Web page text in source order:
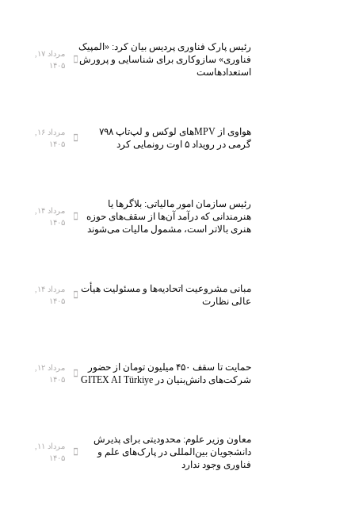
رئیس پارک فناوری پردیس بیان کرد: «المپیک
فناوری» سازوکاری برای شناسایی و پرورش
استعدادهاست
۱۴۰۵
هواوی از MPVهای لوکس و لپ‌تاپ ۷۹۸
گرمی در رویداد ۵ اوت رونمایی کرد
۱۴۰۵
رئیس سازمان امور مالیاتی: بلاگر‌ها یا
هنرمندانی که درآمد آن‌ها از سقف‌های حوزه
هنری بالاتر است، مشمول مالیات می‌شوند
۱۴۰۵
مبانی مشروعیت اتحادیه‌ها و مسئولیت هیأت
عالی نظارت
۱۴۰۵
حمایت تا سقف ۴۵۰ میلیون تومان از حضور
شرکت‌های دانش‌بنیان در GITEX AI Türkiye
۱۴۰۵
معاون وزیر علوم: محدودیتی برای پذیرش
دانشجویان بین‌المللی در پارک‌های علم و
فناوری وجود ندارد
۱۴۰۵